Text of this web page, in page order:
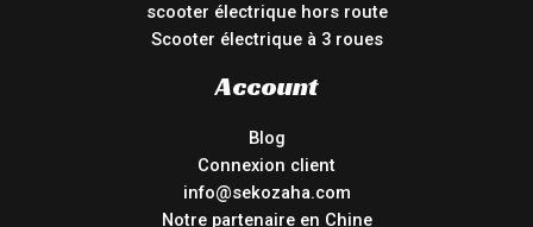
scooter électrique hors route
Scooter électrique à 3 roues
Account
Blog
Connexion client
info@sekozaha.com
Notre partenaire en Chine